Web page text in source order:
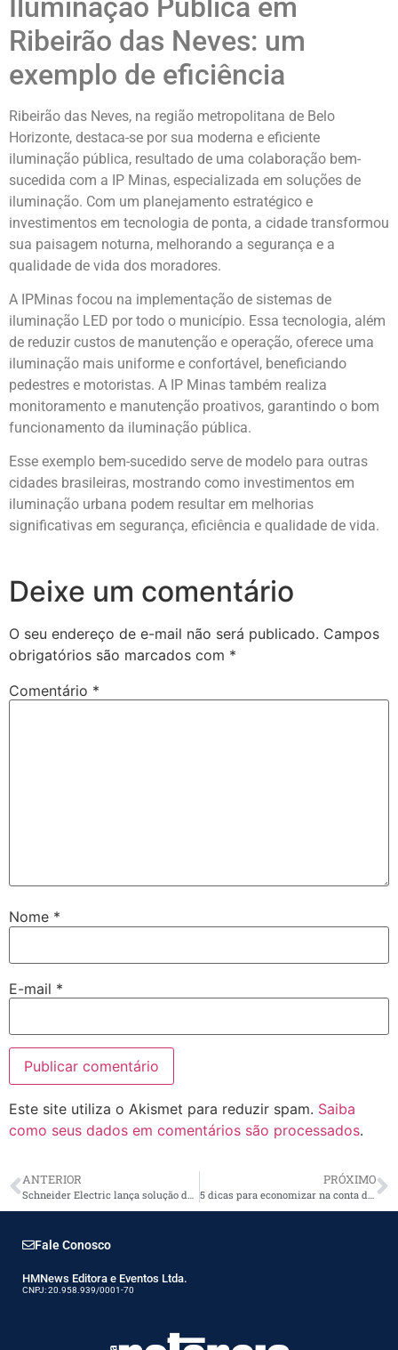
Iluminação Pública em
Ribeirão das Neves: um
exemplo de eficiência
Ribeirão das Neves, na região metropolitana de Belo
Horizonte, destaca-se por sua moderna e eficiente
iluminação pública, resultado de uma colaboração bem-
sucedida com a IP Minas, especializada em soluções de
iluminação. Com um planejamento estratégico e
investimentos em tecnologia de ponta, a cidade transformou
sua paisagem noturna, melhorando a segurança e a
qualidade de vida dos moradores.
A IPMinas focou na implementação de sistemas de
iluminação LED por todo o município. Essa tecnologia, além
de reduzir custos de manutenção e operação, oferece uma
iluminação mais uniforme e confortável, beneficiando
pedestres e motoristas. A IP Minas também realiza
monitoramento e manutenção proativos, garantindo o bom
funcionamento da iluminação pública.
Esse exemplo bem-sucedido serve de modelo para outras
cidades brasileiras, mostrando como investimentos em
iluminação urbana podem resultar em melhorias
significativas em segurança, eficiência e qualidade de vida.
Deixe um comentário
O seu endereço de e-mail não será publicado. Campos
obrigatórios são marcados com *
Comentário *
Nome *
E-mail *
Este site utiliza o Akismet para reduzir spam. Saiba
como seus dados em comentários são processados.
ANTERIOR
Schneider Electric lança solução de microrrede que fornece energia limpa para comunidades remotas
PRÓXIMO
5 dicas para economizar na conta de luz durante o inverno
Fale Conosco
HMNews Editora e Eventos Ltda.
CNPJ: 20.958.939/0001-70